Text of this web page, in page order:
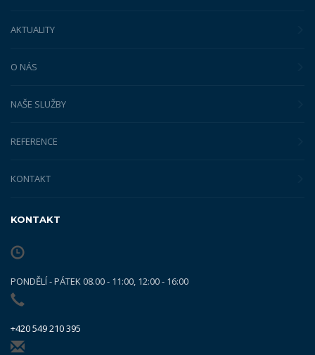
AKTUALITY
O NÁS
NAŠE SLUŽBY
REFERENCE
KONTAKT
KONTAKT
PONDĚLÍ - PÁTEK 08.00 - 11:00, 12:00 - 16:00
+420 549 210 395